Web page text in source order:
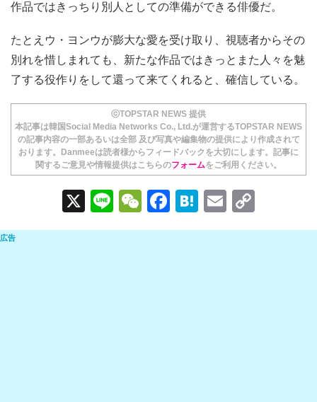
作品ではきっちり別人としての準備ができる俳優だ。
たとえウ・ヨンウが膨大な愛を受け取り、視聴者からその
別れを惜しまれても、新たな作品ではきっとまた人々を魅
了する役作りをして還って来てくれると、確信している。
ⓒTOPSTAR NEWS 提供
本記事は韓国Social Media Networks Co., Ltd.が運営するTOPSTAR NEWS
の記事内容の一部あるいは全部 及び写真や編集物の提供により作成されて
おります。Danmeeは読者様からフィードバックを大切にします。記事に
関するご意見や情報提供はこちらのフォームをご利用ください。
X
Li
n
W
e
F
a
H
at
E
m o